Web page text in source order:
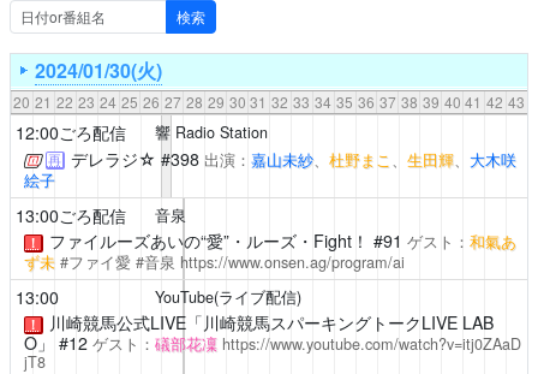
2024/01/30(火)
20 21 22 23 24 25 26 27 28 29 30 31 32 33 34 35 36 37 38 39 40 41 42 43
12:00ごろ配信 響 Radio Station
再 デレラジ☆ #398 出演： 嘉山未紗、 杜野まこ 生田輝、 大木咲
絵子
13:00ごろ配信 音泉
！ ファイルーズあいの“愛”・ルーズ・Fight！ #91 ゲスト： 和氣あ
ず未#ファイ愛 #音泉 https://www.onsen.ag/program/ai
13:00 YouTube(ライブ配信)
！
川崎競馬公式LIVE「川崎競馬スパーキングトークLIVE LAB
O」 #12 ゲスト： 礒部花凜 https://www.youtube.com/watch?v=itj0ZAaD
jT8